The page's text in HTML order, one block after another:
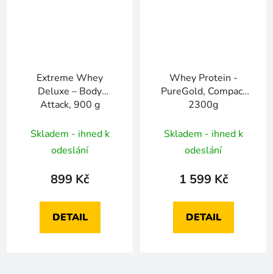
Extreme Whey
Deluxe – Body
Attack, 900 g
Skladem - ihned k
odeslání
899 Kč
DETAIL
Whey Protein -
PureGold, Compact
2300g
Skladem - ihned k
odeslání
1 599 Kč
DETAIL